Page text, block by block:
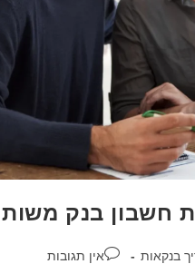
חשבון בנק
בנקאות תגובות:אין תגובות